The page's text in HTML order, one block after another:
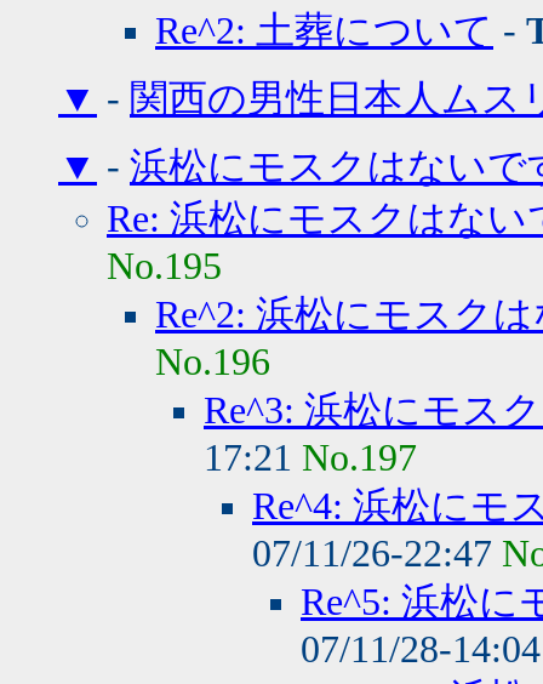
Re^2: 土葬について -
▼ - 関西の男性日本人ムス
▼ - 浜松にモスクはないで
Re: 浜松にモスクはない
No.195
Re^2: 浜松にモスク
No.196
Re^3: 浜松にモス
17:21 No.197
Re^4: 浜松にモ
07/11/26-22:47
Re^5: 浜松に
07/11/28-